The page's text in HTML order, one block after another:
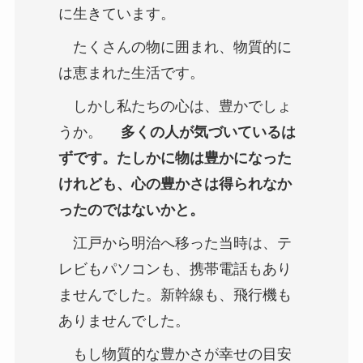
に生きています。
たくさんの物に囲まれ、物質的に
は恵まれた生活です。
しかし私たちの心は、豊かでしょ
うか。 多くの人が気づいているは
ずです。たしかに物は豊かになった
けれども、心の豊かさは得られなか
ったのではないかと。
江戸から明治へ移った当時は、テ
レビもパソコンも、携帯電話もあり
ませんでした。新幹線も、飛行機も
ありませんでした。
もし物質的な豊かさが幸せの目安